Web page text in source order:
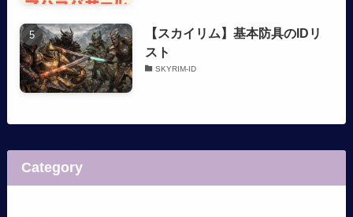
【スカイリム】基本防具のIDリ
スト
SKYRIM-ID
Category